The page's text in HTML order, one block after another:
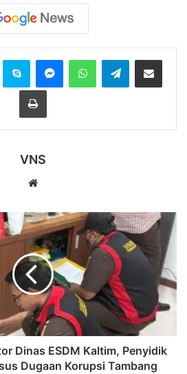
Skype MessengerWhatsAppTelegramBagikan melalui Email
Cetak
VNS
Dinas ESDM Kaltim, Penyidik
Dugaan Korupsi Tambang